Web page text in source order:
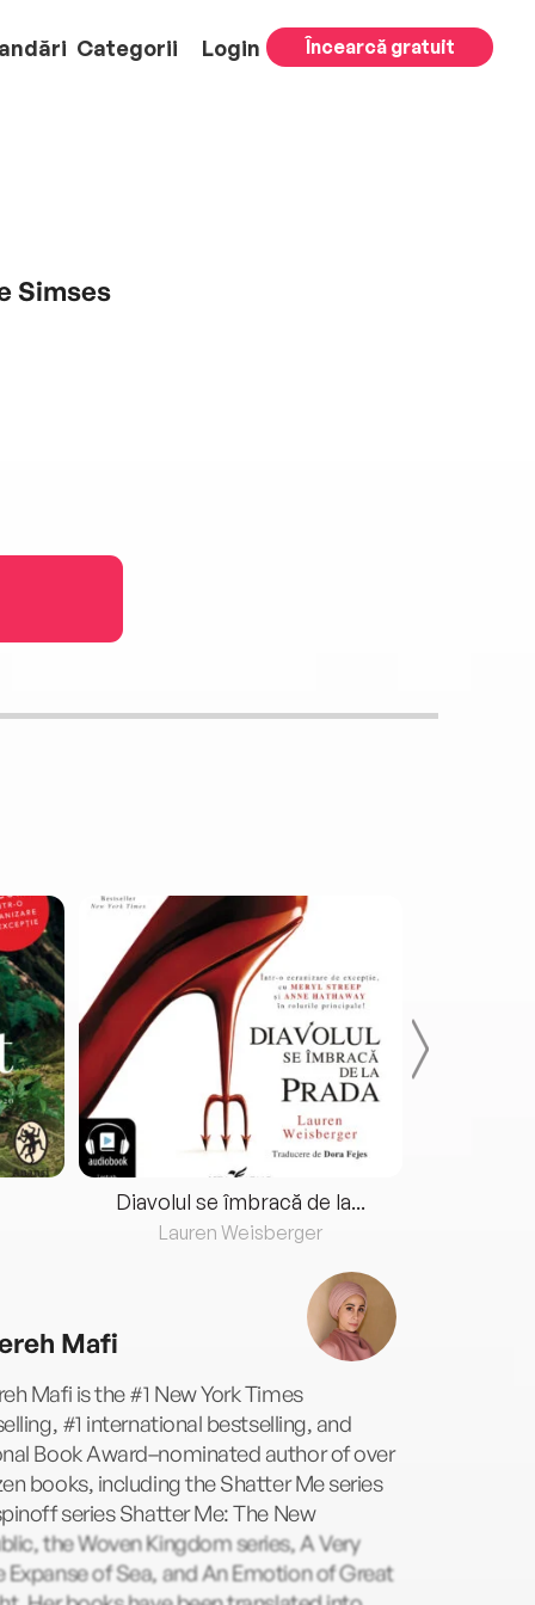
Categorii Login Încearcă gratuit
Simses
Diavolul se îmbracă de la...
Lauren Weisberger
Mafi
Mafi is the #1 New York Times
#1 international bestselling, and
Book Award–nominated author of over
books, including the Shatter Me series
series Shatter Me: The New
the Woven Kingdom series, A Very
Expanse of Sea, and An Emotion of Great